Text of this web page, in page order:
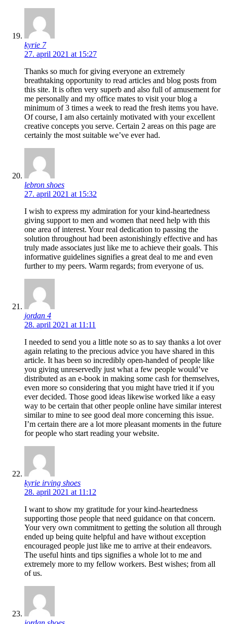
kyrie 7
27. april 2021 at 15:27
Thanks so much for giving everyone an extremely
breathtaking opportunity to read articles and blog posts from
this site. It is often very superb and also full of amusement for
me personally and my office mates to visit your blog a
minimum of 3 times a week to read the fresh items you have.
Of course, I am also certainly motivated with your excellent
creative concepts you serve. Certain 2 areas on this page are
certainly the most suitable we’ve ever had.
lebron shoes
27. april 2021 at 15:32
I wish to express my admiration for your kind-heartedness
giving support to men and women that need help with this
one area of interest. Your real dedication to passing the
solution throughout had been astonishingly effective and has
truly made associates just like me to achieve their goals. This
informative guidelines signifies a great deal to me and even
further to my peers. Warm regards; from everyone of us.
jordan 4
28. april 2021 at 11:11
I needed to send you a little note so as to say thanks a lot over
again relating to the precious advice you have shared in this
article. It has been so incredibly open-handed of people like
you giving unreservedly just what a few people would’ve
distributed as an e-book in making some cash for themselves,
even more so considering that you might have tried it if you
ever decided. Those good ideas likewise worked like a easy
way to be certain that other people online have similar interest
similar to mine to see good deal more concerning this issue.
I’m certain there are a lot more pleasant moments in the future
for people who start reading your website.
kyrie irving shoes
28. april 2021 at 11:12
I want to show my gratitude for your kind-heartedness
supporting those people that need guidance on that concern.
Your very own commitment to getting the solution all through
ended up being quite helpful and have without exception
encouraged people just like me to arrive at their endeavors.
The useful hints and tips signifies a whole lot to me and
extremely more to my fellow workers. Best wishes; from all
of us.